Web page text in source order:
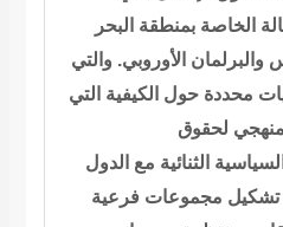
الخاصة بمنطقة البحر
والبرلمان الأوروبي. والتي
محددة حول الكيفية التي
لحقوق
الثنائية مع الدول
تشكيل مجموعات فرعية